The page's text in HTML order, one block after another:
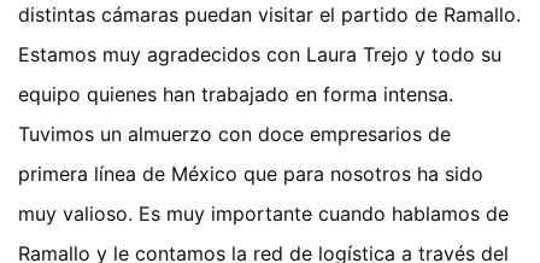
distintas cámaras puedan visitar el partido de Ramallo.
Estamos muy agradecidos con Laura Trejo y todo su
equipo quienes han trabajado en forma intensa.
Tuvimos un almuerzo con doce empresarios de
primera línea de México que para nosotros ha sido
muy valioso. Es muy importante cuando hablamos de
Ramallo y le contamos la red de logística a través del